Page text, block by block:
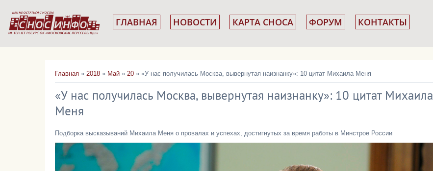
ГЛАВНАЯ НОВОСТИ КАРТА СНОСА ФОРУМ КОНТАКТЫ
Главная » 2018 » Май » 20 » «У нас получилась Москва, вывернутая наизнанку»: 10 цитат Михаила Меня
«У нас получилась Москва, вывернутая наизнанку»: 10 цитат Михаила
Меня
Подборка высказываний Михаила Меня о провалах и успехах, достигнутых за время работы в Минстрое России